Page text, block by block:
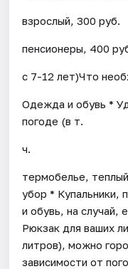
взрослый, 300 руб.
пенсионеры, 400
с 7-12 лет)Что
Одежда и обувь *
погоде (в т.
ч.
термобелье,
убор * Купальники,
и обувь, на случай,
Рюкзак для ваших
литров), можно
зависимости от